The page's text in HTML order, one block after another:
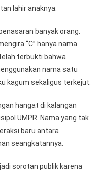
lahir anaknya.
banyak orang.
“C” hanya nama
terbukti bahwa
nama satu
kagum sekaligus terkejut.
hangat di kalangan
UMPR. Nama yang tak
baru antara
seangkatannya.
sorotan publik karena